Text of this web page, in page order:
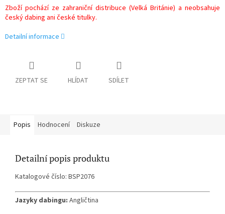
Zboží pochází ze zahraniční distribuce (Velká Británie) a neobsahuje
český dabing ani české titulky.
Detailní informace
ZEPTAT SE HLÍDAT SDÍLET
Popis Hodnocení Diskuze
Detailní popis produktu
Katalogové číslo: BSP2076
Jazyky dabingu: Angličtina